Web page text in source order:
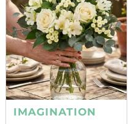
IMAGINATION